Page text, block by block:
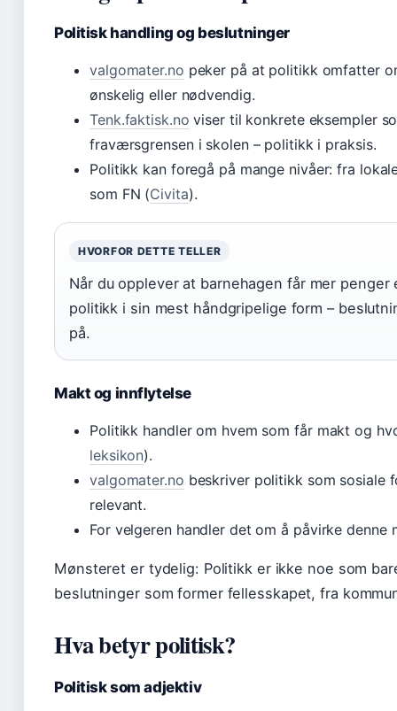
Politisk handling og beslutninger
valgomater.no peker på at politikk omfatter
ønskelig eller nødvendig.
Tenk.faktisk.no viser til konkrete eksempler
fraværsgrensen i skolen – politikk i praksis.
Politikk kan foregå på mange nivåer: fra
som FN (Civita).
HVORFOR DETTE TELLER
Når du opplever at barnehagen får mer
politikk i sin mest håndgripelige form –
på.
Makt og innflytelse
Politikk handler om hvem som får makt og
leksikon).
valgomater.no beskriver politikk som sosiale
relevant.
For velgeren handler det om å påvirke
Mønsteret er tydelig: Politikk er ikke noe som
beslutninger som former fellesskapet, fra
Hva betyr politisk?
Politisk som adjektiv